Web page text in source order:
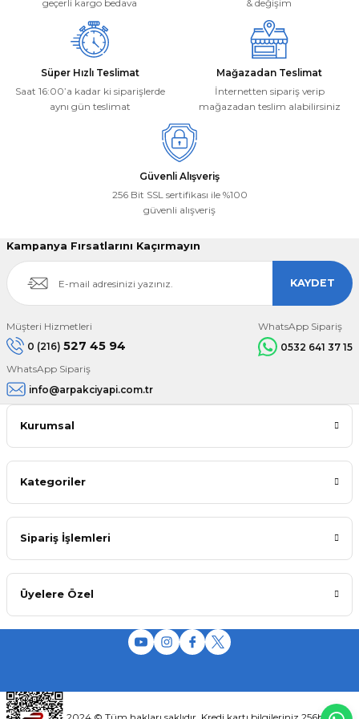
geçerli kargo bedava
& değişim
Süper Hızlı Teslimat
Saat 16:00’a kadar ki siparişlerde
aynı gün teslimat
Mağazadan Teslimat
İnternetten sipariş verip
mağazadan teslim alabilirsiniz
Güvenli Alışveriş
256 Bit SSL sertifikası ile %100
güvenli alışveriş
Kampanya Fırsatlarını Kaçırmayın
KAYDET
Müşteri Hizmetleri
0 (216) 527 45 94
WhatsApp Sipariş
0532 641 37 15
WhatsApp Sipariş
info@arpakciyapi.com.tr
Kurumsal
Kategoriler
Sipariş İşlemleri
Üyelere Özel